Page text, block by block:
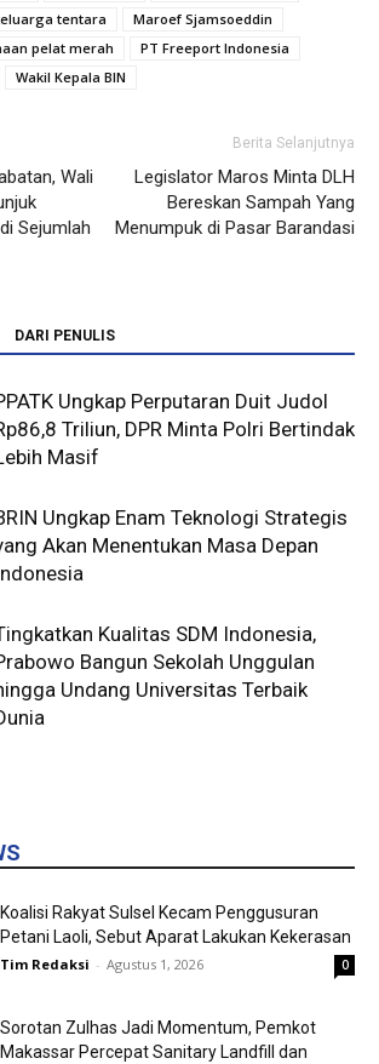
tentara
Maroef Sjamsoeddin
pelat merah
PT Freeport Indonesia
Wakil Kepala BIN
Wali
Sejumlah
Berita Selanjutnya
Legislator Maros Minta DLH
Bereskan Sampah Yang
Menumpuk di Pasar Barandasi
DARI PENULIS
Ungkap Perputaran Duit Judol
Triliun, DPR Minta Polri Bertindak
Masif
Ungkap Enam Teknologi Strategis
Akan Menentukan Masa Depan
Kualitas SDM Indonesia,
Bangun Sekolah Unggulan
Undang Universitas Terbaik
Koalisi Rakyat Sulsel Kecam Penggusuran
Petani Laoli, Sebut Aparat Lakukan Kekerasan
Tim Redaksi - Agustus 1, 2026 0
Sorotan Zulhas Jadi Momentum, Pemkot
Makassar Percepat Sanitary Landfill dan